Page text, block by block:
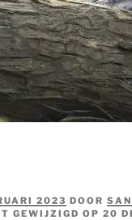
2023 DOOR
GEWIJZIGD OP 20